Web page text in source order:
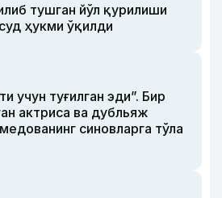
тушган йўл қурилиши
ҳукми ўқилди
учун туғилган эди”. Бир
актриса ва дубльяж
синовларга тўла